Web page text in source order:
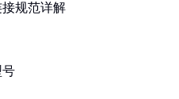
规范详解
号